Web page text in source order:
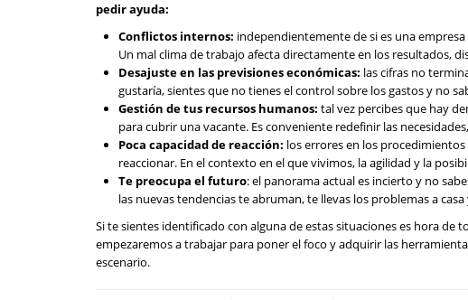
pedir ayuda:
Conflictos internos: independientemente de si es una
Un mal clima de trabajo afecta directamente en los resultados,
Desajuste en las previsiones económicas: las cifras no
gustaría, sientes que no tienes el control sobre los gastos y no
Gestión de tus recursos humanos: tal vez percibes que hay
para cubrir una vacante. Es conveniente redefinir las
Poca capacidad de reacción: los errores en los
reaccionar. En el contexto en el que vivimos, la agilidad y la
Te preocupa el futuro: el panorama actual es incierto y no
las nuevas tendencias te abruman, te llevas los problemas a
Si te sientes identificado con alguna de estas situaciones es hora
empezaremos a trabajar para poner el foco y adquirir las
escenario.